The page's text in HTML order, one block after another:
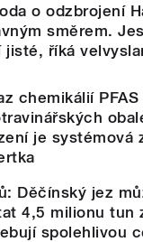
o odzbrojení
směrem.
jisté, říká
chemikálií PFAS
je systémová
Děčínský jez
4,5 milionu tun
spolehlivou